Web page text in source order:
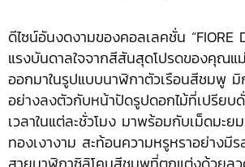
ดีไซน์อันงดงามของคอลเลคชั่น “FIORE
แรงบันดาลใจจากสีสันสุดโปรดของคุณแ
ออกมาในรูปแบบนาฬิกาตัวเรือนสีชมพู
อย่างลงตัวกับหน้าปัดรูปดอกไม้ที่เปรียบ
เวลาในแต่ละชั่วโมง มาพร้อมกับเม็ดมะย
ทองเงางาม สะท้อนความหรูหราอย่าง